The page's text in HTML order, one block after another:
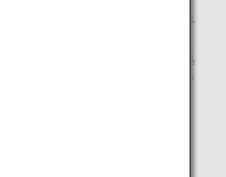
一人ひとりの分別意識向上があげられ
て、みんなが協力することで、最終処
延ばすことができているという希望も
持続可能な社会を実現するためには、
らすことが不可欠です。